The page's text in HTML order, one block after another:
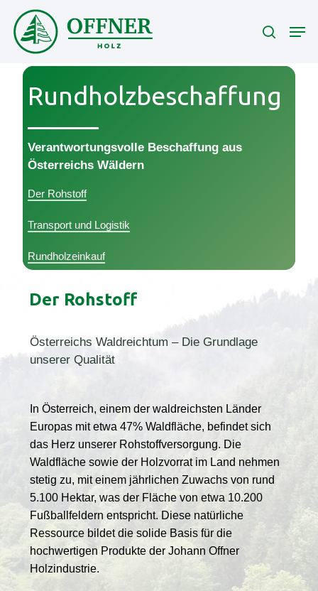
main
search
Rundholzbeschaffung
Verantwortungsvolle Beschaffung aus
Österreichs Wäldern
Der Rohstoff
Transport und Logistik
Rundholzeinkauf
Der Rohstoff
Österreichs Waldreichtum – Die Grundlage
unserer Qualität
In Österreich, einem der waldreichsten Länder
Europas mit etwa 47% Waldfläche, befindet sich
das Herz unserer Rohstoffversorgung. Die
Waldfläche sowie der Holzvorrat im Land nehmen
stetig zu, mit einem jährlichen Zuwachs von rund
5.100 Hektar, was der Fläche von etwa 10.200
Fußballfeldern entspricht. Diese natürliche
Ressource bildet die solide Basis für die
hochwertigen Produkte der Johann Offner
Holzindustrie.